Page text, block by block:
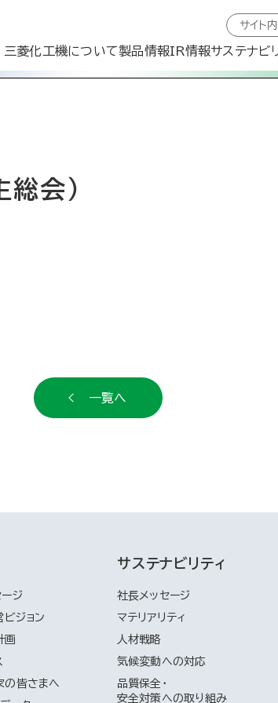
三菱化工機について製品情報IR情報サステナビ
会）
一覧へ
ジ
ジョン
画
の皆さまへ
サステナビリティ
社長メッセージ
マテリアリティ
人材戦略
気候変動への対応
品質保全・
安全対策への取り組み